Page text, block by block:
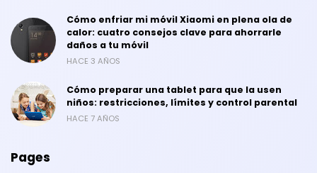
Cómo enfriar mi móvil Xiaomi en plena ola de
calor: cuatro consejos clave para ahorrarle
daños a tu móvil
HACE 3 AÑOS
Cómo preparar una tablet para que la usen
niños: restricciones, límites y control parental
HACE 7 AÑOS
Pages